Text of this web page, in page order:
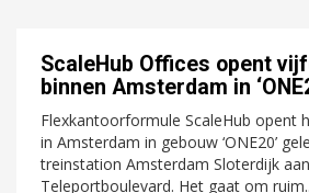
ScaleHub Offices opent
binnen Amsterdam in
Flexkantoorformule ScaleHub opent
in Amsterdam in gebouw ‘ONE20’
treinstation Amsterdam Sloterdijk
Teleportboulevard. Het gaat om